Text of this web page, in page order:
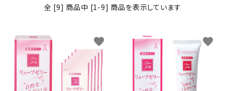
最近チェックした商品
コンドーム
全 [9] 商品中 [1-9] 商品を表示しています
favorite favorite